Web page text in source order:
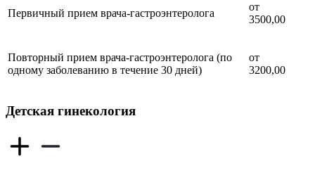
Первичный прием врача-гастроэнтеролога
от
3500,00
Повторный прием врача-гастроэнтеролога (по
одному заболеванию в течение 30 дней)
от
3200,00
Детская гинекология